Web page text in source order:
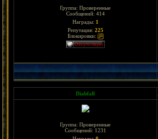
Группа: Проверенные
Сообщений: 414
Награды: 1
Репутация: 225
Блокировки:
Diabfall
Группа: Проверенные
Сообщений: 1231